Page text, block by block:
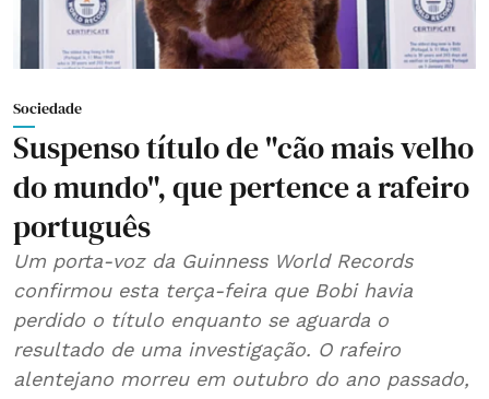
Sociedade
Suspenso título de "cão mais velho
do mundo", que pertence a rafeiro
português
Um porta-voz da Guinness World Records
confirmou esta terça-feira que Bobi havia
perdido o título enquanto se aguarda o
resultado de uma investigação. O rafeiro
alentejano morreu em outubro do ano passado,